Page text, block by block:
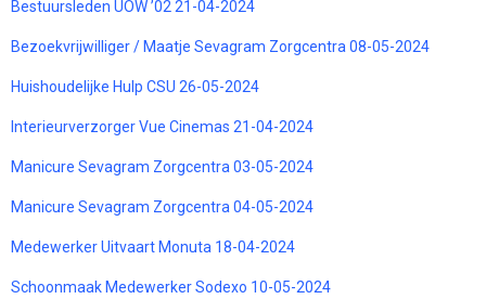
Bestuursleden UOW ’02 21-04-2024
Bezoekvrijwilliger / Maatje Sevagram Zorgcentra 08-05-2024
Huishoudelijke Hulp CSU 26-05-2024
Interieurverzorger Vue Cinemas 21-04-2024
Manicure Sevagram Zorgcentra 03-05-2024
Manicure Sevagram Zorgcentra 04-05-2024
Medewerker Uitvaart Monuta 18-04-2024
Schoonmaak Medewerker Sodexo 10-05-2024